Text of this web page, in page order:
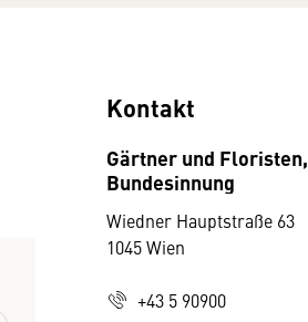
Kontakt
Gärtner und Floristen,
Bundesinnung
Wiedner Hauptstraße 63
1045 Wien
+43 5 90900